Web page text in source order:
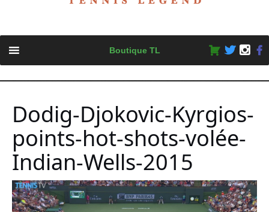
content
Boutique TL
Dodig-Djokovic-Kyrgios-
points-hot-shots-volée-
Indian-Wells-2015